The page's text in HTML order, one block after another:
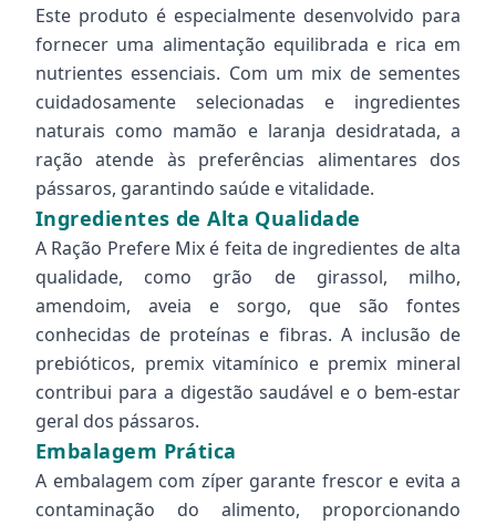
Este produto é especialmente desenvolvido para
fornecer uma alimentação equilibrada e rica em
nutrientes essenciais. Com um mix de sementes
cuidadosamente selecionadas e ingredientes
naturais como mamão e laranja desidratada, a
ração atende às preferências alimentares dos
pássaros, garantindo saúde e vitalidade.
Ingredientes de Alta Qualidade
A Ração Prefere Mix é feita de ingredientes de alta
qualidade, como grão de girassol, milho,
amendoim, aveia e sorgo, que são fontes
conhecidas de proteínas e fibras. A inclusão de
prebióticos, premix vitamínico e premix mineral
contribui para a digestão saudável e o bem-estar
geral dos pássaros.
Embalagem Prática
A embalagem com zíper garante frescor e evita a
contaminação do alimento, proporcionando